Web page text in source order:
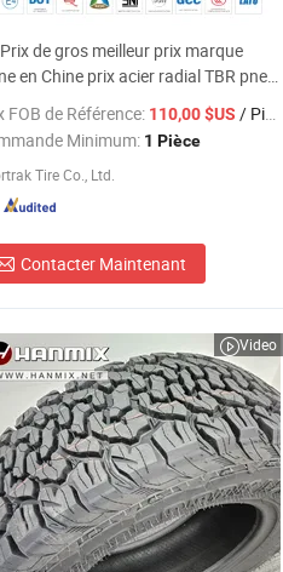
Prix de gros meilleur prix marque
en Chine prix acier radial TBR pneu
camion et de bus à prix réduit
80r22.5 11r22.5 12r22.5 12.00r20
FOB de Référence: 110,00 $US / Pièce
Minimum: 1 Pièce
Tire Co., Ltd.
Contacter Maintenant
Video